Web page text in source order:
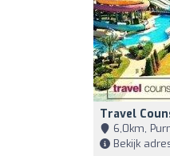
Travel
6,0km,
Bekijk